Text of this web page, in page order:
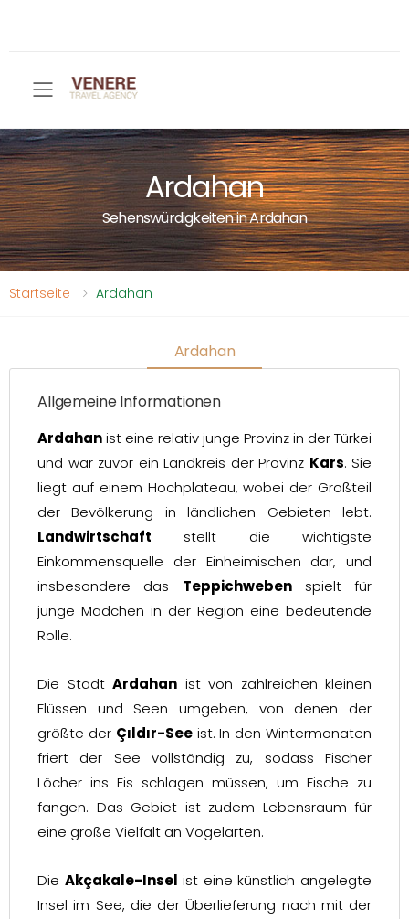
Toggle mobile menu
Ardahan
Sehenswürdigkeiten in Ardahan
Startseite Ardahan
Ardahan
Allgemeine Informationen
Ardahanist eine relativ junge Provinz in der Türkei
und war zuvor ein Landkreis der Provinz Kars. Sie
liegt auf einem Hochplateau, wobei der Großteil
der Bevölkerung in ländlichen Gebieten lebt.
Landwirtschaft stellt die wichtigste
Einkommensquelle der Einheimischen dar, und
insbesondere das Teppichwebenspielt für
junge Mädchen in der Region eine bedeutende
Rolle.
Die Stadt Ardahan ist von zahlreichen kleinen
Flüssen und Seen umgeben, von denen der
größte der Çıldır-Seeist. In den Wintermonaten
friert der See vollständig zu, sodass Fischer
Löcher ins Eis schlagen müssen, um Fische zu
fangen. Das Gebiet ist zudem Lebensraum für
eine große Vielfalt an Vogelarten.
Die Akçakale-Insel ist eine künstlich angelegte
Insel im See, die der Überlieferung nach mit der